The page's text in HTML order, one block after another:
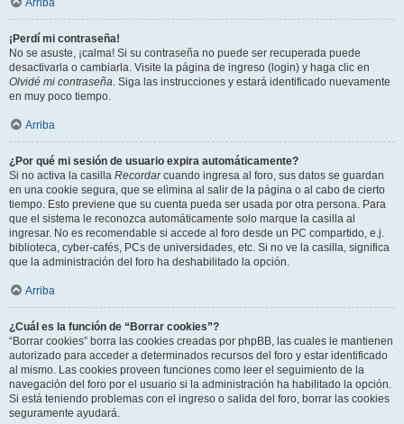
Arriba
¡Perdí mi contraseña!
No se asuste, ¡calma! Si su contraseña no puede ser recuperada puede
desactivarla o cambiarla. Visite la página de ingreso (login) y haga clic en
Olvidé mi contraseña. Siga las instrucciones y estará identificado nuevamente
en muy poco tiempo.
Arriba
¿Por qué mi sesión de usuario expira automáticamente?
Si no activa la casilla Recordarcuando ingresa al foro, sus datos se guardan
en una cookie segura, que se elimina al salir de la página o al cabo de cierto
tiempo. Esto previene que su cuenta pueda ser usada por otra persona. Para
que el sistema le reconozca automáticamente solo marque la casilla al
ingresar. No es recomendable si accede al foro desde un PC compartido, e.j.
biblioteca, cyber-cafés, PCs de universidades, etc. Si no ve la casilla, significa
que la administración del foro ha deshabilitado la opción.
Arriba
¿Cuál es la función de “Borrar cookies”?
“Borrar cookies” borra las cookies creadas por phpBB, las cuales le mantienen
autorizado para acceder a determinados recursos del foro y estar identificado
al mismo. Las cookies proveen funciones como leer el seguimiento de la
navegación del foro por el usuario si la administración ha habilitado la opción.
Si está teniendo problemas con el ingreso o salida del foro, borrar las cookies
seguramente ayudará.